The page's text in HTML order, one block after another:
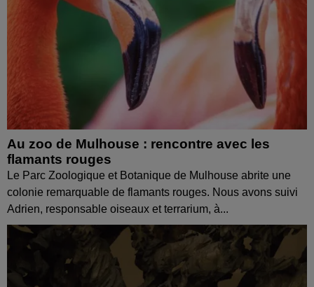
Au zoo de Mulhouse : rencontre avec les
flamants rouges
Le Parc Zoologique et Botanique de Mulhouse abrite une
colonie remarquable de flamants rouges. Nous avons suivi
Adrien, responsable oiseaux et terrarium, à...